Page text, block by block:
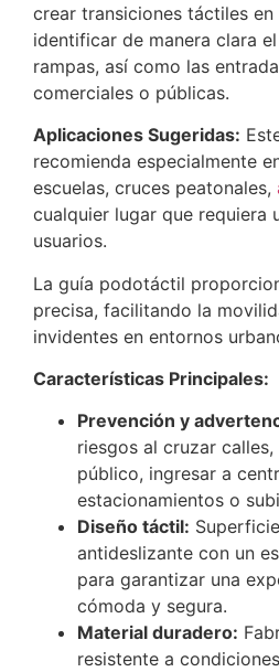
crear transiciones táctiles
identificar de manera clara
rampas, así como las
comerciales o públicas.
Aplicaciones Sugeridas:
recomienda especialmente
escuelas, cruces peatonales,
cualquier lugar que requiera
usuarios.
La guía podotáctil
precisa, facilitando la
invidentes en entornos
Características Principales:
Prevención y
riesgos al cruzar
público, ingresar a
estacionamientos o
Diseño táctil:
antideslizante con un
para garantizar una
cómoda y segura.
Material duradero:
resistente a